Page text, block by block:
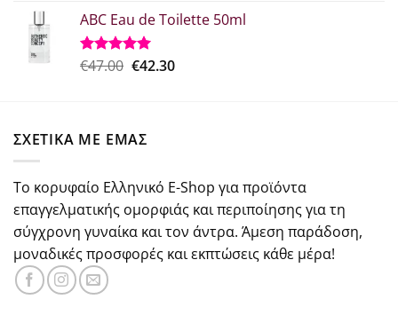
από 5
was:
€37.30.
τιμή
€29.84.
ABC Eau de Toilette 50ml
Βαθμολογήθηκε
€47.00 Original
€42.30Η
ΣΧΕΤΙΚΑ ΜΕ ΕΜΑΣ
Το κορυφαίο Ελληνικό E-Shop για προϊόντα
επαγγελματικής ομορφιάς και περιποίησης για τη
σύγχρονη γυναίκα και τον άντρα. Άμεση παράδοση,
μοναδικές προσφορές και εκπτώσεις κάθε μέρα!